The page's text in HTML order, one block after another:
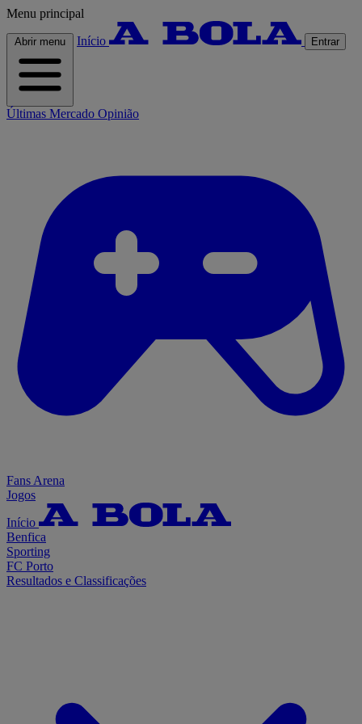
Menu principal
Abrir menu Início Entrar
Últimas Mercado Opinião
Fans Arena
Jogos
Início
Benfica
Sporting
FC Porto
Resultados e Classificações